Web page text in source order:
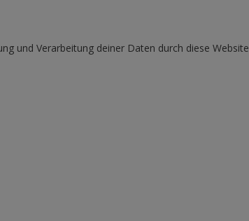
und Verarbeitung deiner Daten durch diese Website